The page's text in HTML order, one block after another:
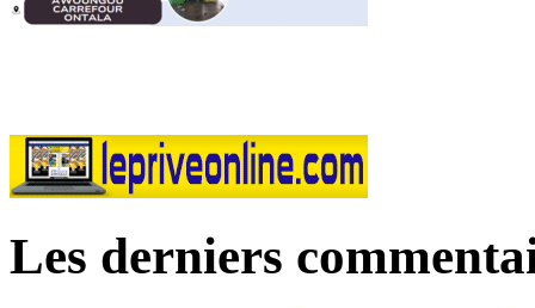
Les derniers